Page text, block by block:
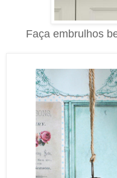
Faça embrulhos